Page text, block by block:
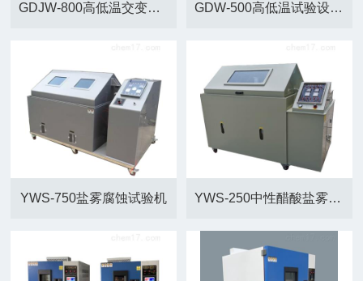
GDJW-800高低温交变试验箱厂家 GDW-500高低温试验设备北京厂家
YWS-750盐雾腐蚀试验机 YWS-250中性醋酸盐雾试验箱